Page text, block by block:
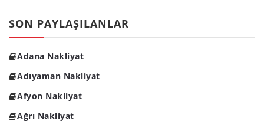
SON PAYLAŞILANLAR
Adana Nakliyat
Adıyaman Nakliyat
Afyon Nakliyat
Ağrı Nakliyat